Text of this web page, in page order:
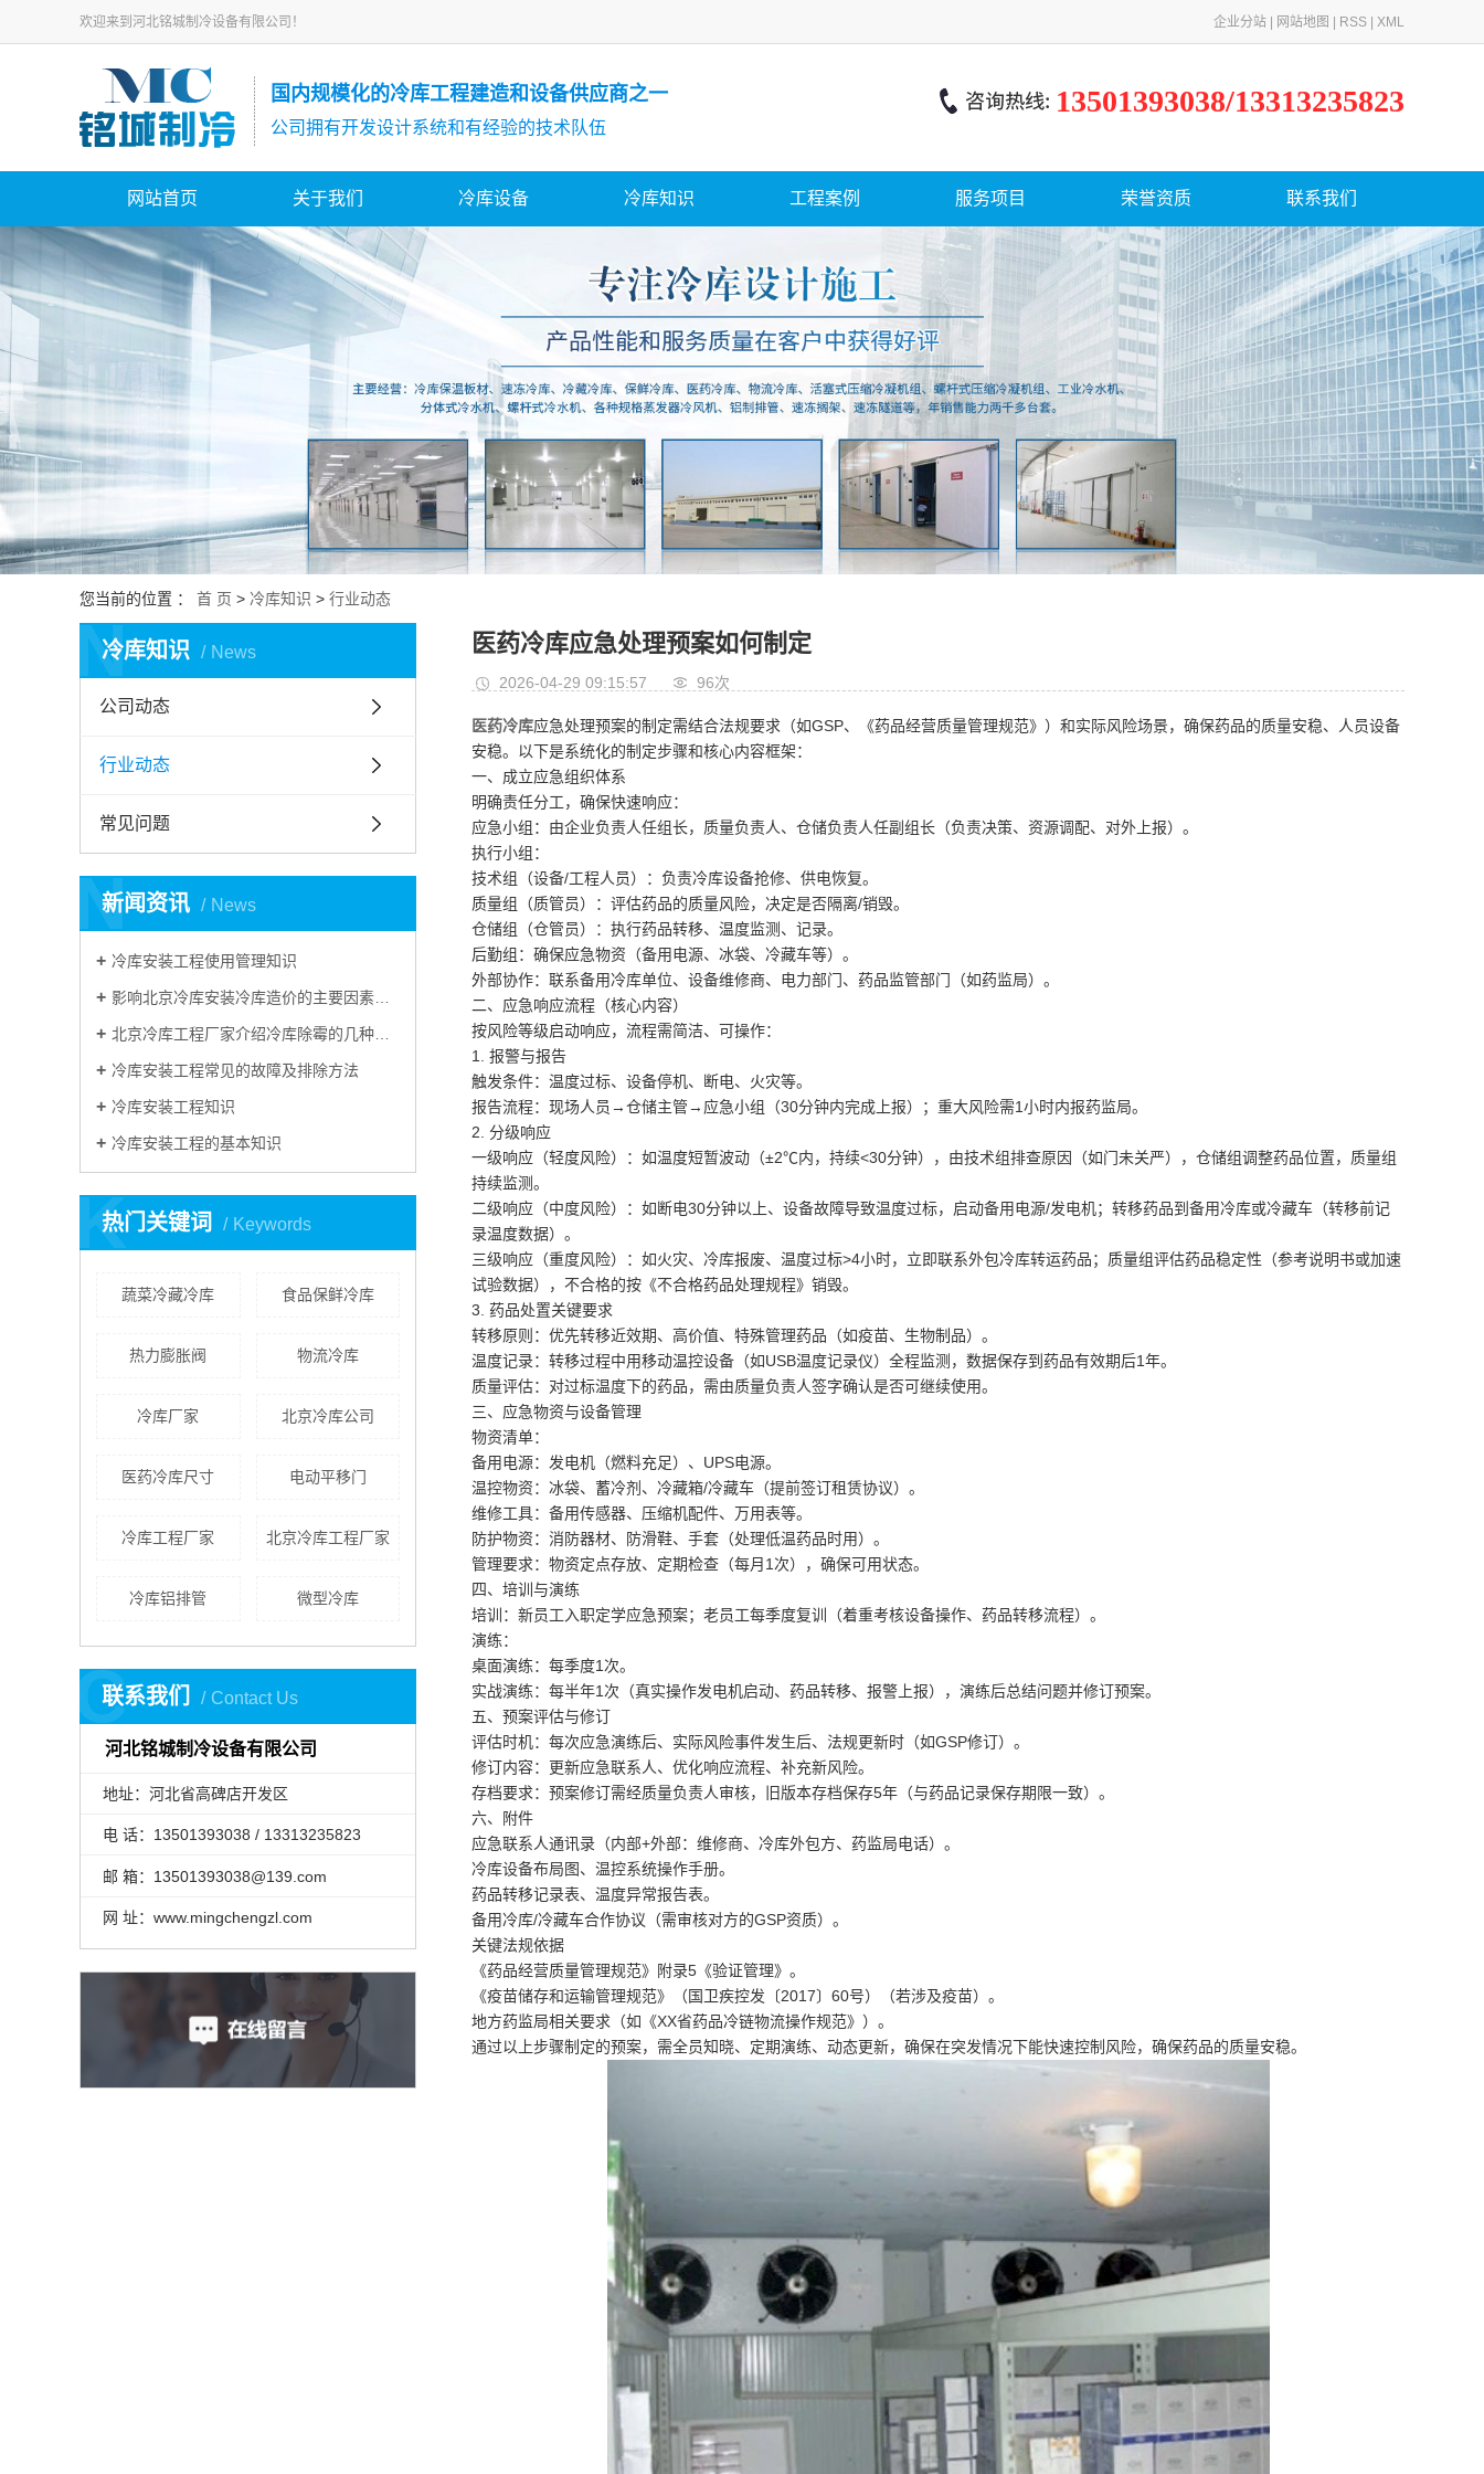
欢迎来到河北铭城制冷设备有限公司！ 企业分站 网站地图 RSS XML
国内规模化的冷库工程建造和设备供应商之一
公司拥有开发设计系统和有经验的技术队伍
13501393038/13313235823
网站首页 关于我们 冷库设备 冷库知识 工程案例 服务项目 荣誉资质 联系我们
您当前的位置 ： 首 页 > 冷库知识 > 行业动态
冷库知识 News
N
公司动态
行业动态
常见问题
新闻资讯 News
N
冷库安装工程使用管理知识
影响北京冷库安装冷库造价的主要因素有哪些？
北京冷库工程厂家介绍冷库除霉的几种方法
冷库安装工程常见的故障及排除方法
冷库安装工程知识
冷库安装工程的基本知识
热门关键词 Keywords
K
蔬菜冷藏冷库 食品保鲜冷库
热力膨胀阀 物流冷库
冷库厂家 北京冷库公司
医药冷库尺寸 电动平移门
冷库工程厂家 北京冷库工程厂家
冷库铝排管 微型冷库
联系我们 Contact Us
C
河北铭城制冷设备有限公司
地址：河北省高碑店开发区
电 话：13501393038 / 13313235823
邮 箱：13501393038@139.com
网 址：www.mingchengzl.com
医药冷库应急处理预案如何制定
2026-04-29 09:15:57 96次
医药冷库应急处理预案的制定需结合法规要求（如GSP、《药品经营质量管理规范》）和实际风险场景，确保药品的质量安稳、人员设备
安稳。以下是系统化的制定步骤和核心内容框架：
一、成立应急组织体系
明确责任分工，确保快速响应：
应急小组：由企业负责人任组长，质量负责人、仓储负责人任副组长（负责决策、资源调配、对外上报）。
执行小组：
技术组（设备/工程人员）：负责冷库设备抢修、供电恢复。
质量组（质管员）：评估药品的质量风险，决定是否隔离/销毁。
仓储组（仓管员）：执行药品转移、温度监测、记录。
后勤组：确保应急物资（备用电源、冰袋、冷藏车等）。
外部协作：联系备用冷库单位、设备维修商、电力部门、药品监管部门（如药监局）。
二、应急响应流程（核心内容）
按风险等级启动响应，流程需简洁、可操作：
1. 报警与报告
触发条件：温度过标、设备停机、断电、火灾等。
报告流程：现场人员→仓储主管→应急小组（30分钟内完成上报）；重大风险需1小时内报药监局。
2. 分级响应
一级响应（轻度风险）：如温度短暂波动（±2℃内，持续<30分钟），由技术组排查原因（如门未关严），仓储组调整药品位置，质量组
持续监测。
二级响应（中度风险）：如断电30分钟以上、设备故障导致温度过标，启动备用电源/发电机；转移药品到备用冷库或冷藏车（转移前记
录温度数据）。
三级响应（重度风险）：如火灾、冷库报废、温度过标>4小时，立即联系外包冷库转运药品；质量组评估药品稳定性（参考说明书或加速
试验数据），不合格的按《不合格药品处理规程》销毁。
3. 药品处置关键要求
转移原则：优先转移近效期、高价值、特殊管理药品（如疫苗、生物制品）。
温度记录：转移过程中用移动温控设备（如USB温度记录仪）全程监测，数据保存到药品有效期后1年。
质量评估：对过标温度下的药品，需由质量负责人签字确认是否可继续使用。
三、应急物资与设备管理
物资清单：
备用电源：发电机（燃料充足）、UPS电源。
温控物资：冰袋、蓄冷剂、冷藏箱/冷藏车（提前签订租赁协议）。
维修工具：备用传感器、压缩机配件、万用表等。
防护物资：消防器材、防滑鞋、手套（处理低温药品时用）。
管理要求：物资定点存放、定期检查（每月1次），确保可用状态。
四、培训与演练
培训：新员工入职定学应急预案；老员工每季度复训（着重考核设备操作、药品转移流程）。
演练：
桌面演练：每季度1次。
实战演练：每半年1次（真实操作发电机启动、药品转移、报警上报），演练后总结问题并修订预案。
五、预案评估与修订
评估时机：每次应急演练后、实际风险事件发生后、法规更新时（如GSP修订）。
修订内容：更新应急联系人、优化响应流程、补充新风险。
存档要求：预案修订需经质量负责人审核，旧版本存档保存5年（与药品记录保存期限一致）。
六、附件
应急联系人通讯录（内部+外部：维修商、冷库外包方、药监局电话）。
冷库设备布局图、温控系统操作手册。
药品转移记录表、温度异常报告表。
备用冷库/冷藏车合作协议（需审核对方的GSP资质）。
关键法规依据
《药品经营质量管理规范》附录5《验证管理》。
《疫苗储存和运输管理规范》（国卫疾控发〔2017〕60号）（若涉及疫苗）。
地方药监局相关要求（如《XX省药品冷链物流操作规范》）。
通过以上步骤制定的预案，需全员知晓、定期演练、动态更新，确保在突发情况下能快速控制风险，确保药品的质量安稳。